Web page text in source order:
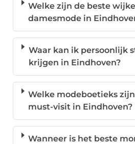
Welke zijn de beste
damesmode in
Waar kan ik persoonlijk
krijgen in Eindhoven?
Welke modeboetieks
must-visit in Eindhoven?
Wanneer is het beste